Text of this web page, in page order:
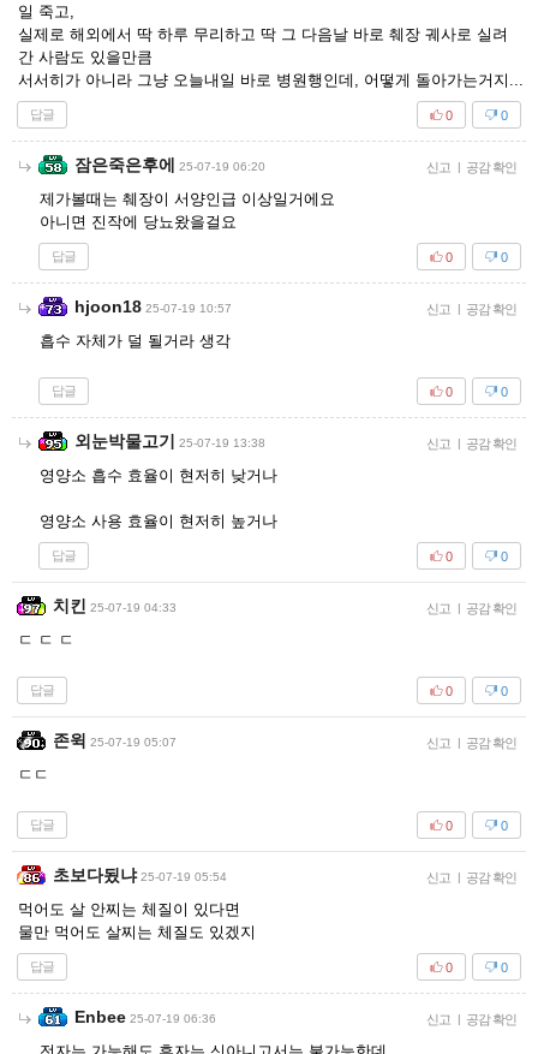
일 죽고,
실제로 해외에서 딱 하루 무리하고 딱 그 다음날 바로 췌장 궤사로 실려
간 사람도 있을만큼
서서히가 아니라 그냥 오늘내일 바로 병원행인데, 어떻게 돌아가는거지...
답글 0
0
잠은죽은후에 25-07-19 06:20 신고 | 공감 확인
제가볼때는 췌장이 서양인급 이상일거에요
아니면 진작에 당뇨왔을걸요
답글 0
0
hjoon18 25-07-19 10:57 신고 | 공감 확인
흡수 자체가 덜 될거라 생각
답글 0
0
외눈박물고기 25-07-19 13:38 신고 | 공감 확인
영양소 흡수 효율이 현저히 낮거나
영양소 사용 효율이 현저히 높거나
답글 0
0
치킨 25-07-19 04:33 신고 | 공감 확인
ㄷ ㄷ ㄷ
답글 0
0
존윅 25-07-19 05:07 신고 | 공감 확인
ㄷㄷ
답글 0
0
초보다됬냐 25-07-19 05:54 신고 | 공감 확인
먹어도 살 안찌는 체질이 있다면
물만 먹어도 살찌는 체질도 있겠지
답글 0
0
Enbee 25-07-19 06:36 신고 | 공감 확인